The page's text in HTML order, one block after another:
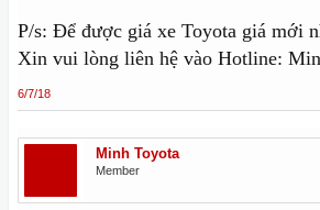
P/s: Để được giá xe Toyota giá mới
Xin vui lòng liên hệ vào Hotline:
6/7/18
Minh Toyota
Member